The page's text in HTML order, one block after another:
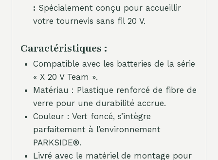
: Spécialement conçu pour accueillir
votre tournevis sans fil 20 V.
Caractéristiques :
Compatible avec les batteries de la série
« X 20 V Team ».
Matériau : Plastique renforcé de fibre de
verre pour une durabilité accrue.
Couleur : Vert foncé, s’intègre
parfaitement à l’environnement
PARKSIDE®.
Livré avec le matériel de montage pour